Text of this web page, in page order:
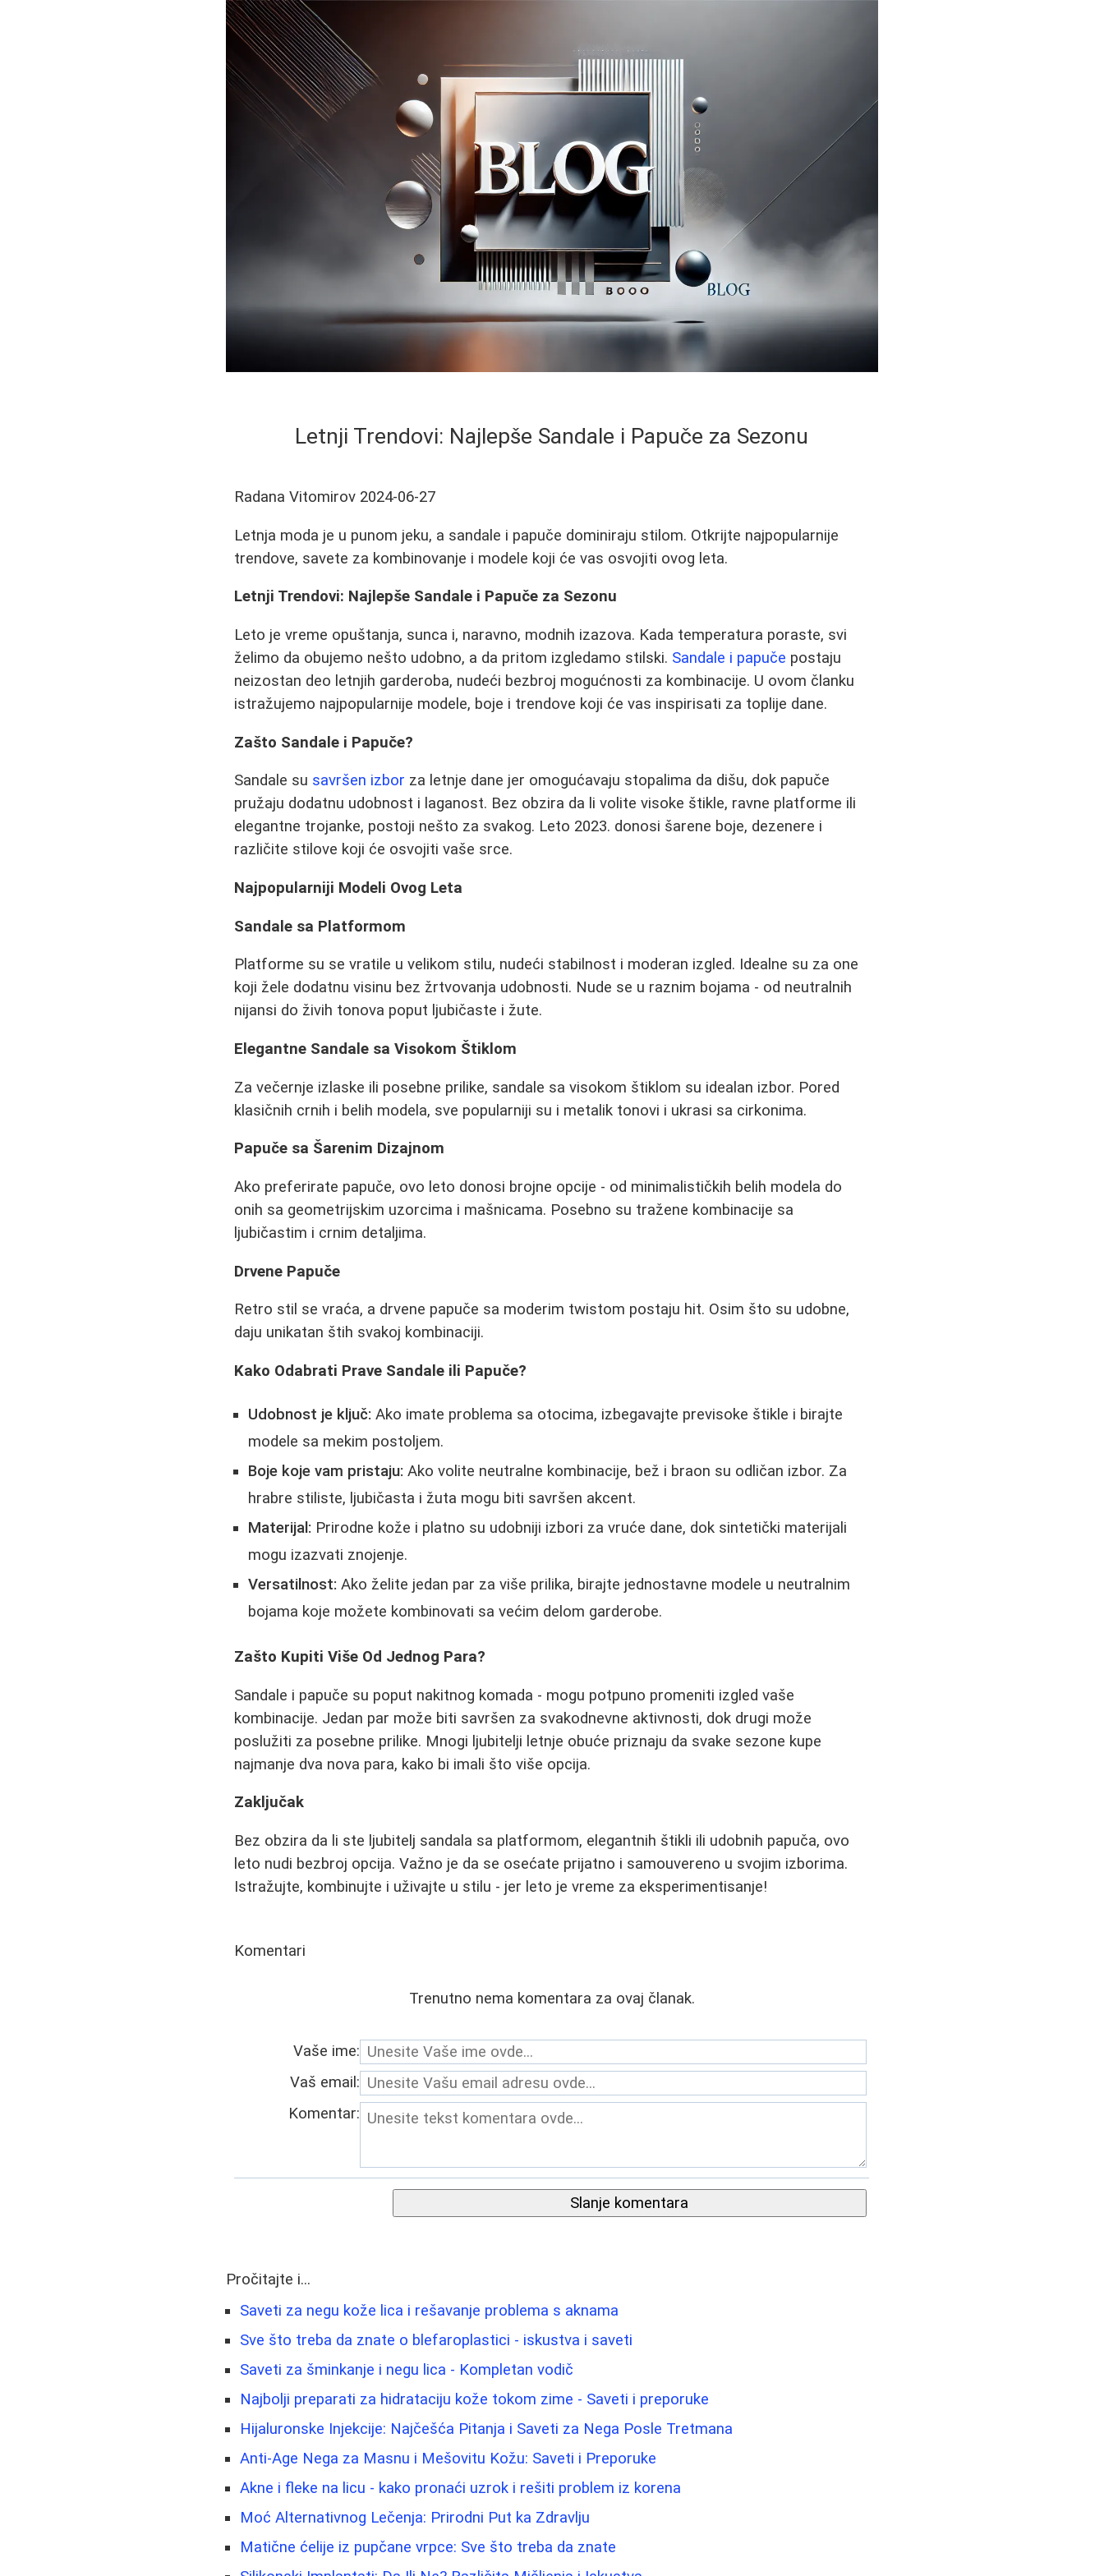
Letnji Trendovi: Najlepše Sandale i Papuče za Sezonu
Radana Vitomirov 2024-06-27
Letnja moda je u punom jeku, a sandale i papuče dominiraju stilom. Otkrijte najpopularnije
trendove, savete za kombinovanje i modele koji će vas osvojiti ovog leta.
Letnji Trendovi: Najlepše Sandale i Papuče za Sezonu
Leto je vreme opuštanja, sunca i, naravno, modnih izazova. Kada temperatura poraste, svi
želimo da obujemo nešto udobno, a da pritom izgledamo stilski. Sandale i papuče postaju
neizostan deo letnjih garderoba, nudeći bezbroj mogućnosti za kombinacije. U ovom članku
istražujemo najpopularnije modele, boje i trendove koji će vas inspirisati za toplije dane.
Zašto Sandale i Papuče?
Sandale su savršen izbor za letnje dane jer omogućavaju stopalima da dišu, dok papuče
pružaju dodatnu udobnost i laganost. Bez obzira da li volite visoke štikle, ravne platforme ili
elegantne trojanke, postoji nešto za svakog. Leto 2023. donosi šarene boje, dezenere i
različite stilove koji će osvojiti vaše srce.
Najpopularniji Modeli Ovog Leta
Sandale sa Platformom
Platforme su se vratile u velikom stilu, nudeći stabilnost i moderan izgled. Idealne su za one
koji žele dodatnu visinu bez žrtvovanja udobnosti. Nude se u raznim bojama - od neutralnih
nijansi do živih tonova poput ljubičaste i žute.
Elegantne Sandale sa Visokom Štiklom
Za večernje izlaske ili posebne prilike, sandale sa visokom štiklom su idealan izbor. Pored
klasičnih crnih i belih modela, sve popularniji su i metalik tonovi i ukrasi sa cirkonima.
Papuče sa Šarenim Dizajnom
Ako preferirate papuče, ovo leto donosi brojne opcije - od minimalističkih belih modela do
onih sa geometrijskim uzorcima i mašnicama. Posebno su tražene kombinacije sa
ljubičastim i crnim detaljima.
Drvene Papuče
Retro stil se vraća, a drvene papuče sa moderim twistom postaju hit. Osim što su udobne,
daju unikatan štih svakoj kombinaciji.
Kako Odabrati Prave Sandale ili Papuče?
Udobnost je ključ: Ako imate problema sa otocima, izbegavajte previsoke štikle i birajte
modele sa mekim postoljem.
Boje koje vam pristaju: Ako volite neutralne kombinacije, bež i braon su odličan izbor. Za
hrabre stiliste, ljubičasta i žuta mogu biti savršen akcent.
Materijal: Prirodne kože i platno su udobniji izbori za vruće dane, dok sintetički materijali
mogu izazvati znojenje.
Versatilnost: Ako želite jedan par za više prilika, birajte jednostavne modele u neutralnim
bojama koje možete kombinovati sa većim delom garderobe.
Zašto Kupiti Više Od Jednog Para?
Sandale i papuče su poput nakitnog komada - mogu potpuno promeniti izgled vaše
kombinacije. Jedan par može biti savršen za svakodnevne aktivnosti, dok drugi može
poslužiti za posebne prilike. Mnogi ljubitelji letnje obuće priznaju da svake sezone kupe
najmanje dva nova para, kako bi imali što više opcija.
Zaključak
Bez obzira da li ste ljubitelj sandala sa platformom, elegantnih štikli ili udobnih papuča, ovo
leto nudi bezbroj opcija. Važno je da se osećate prijatno i samouvereno u svojim izborima.
Istražujte, kombinujte i uživajte u stilu - jer leto je vreme za eksperimentisanje!
Komentari
Trenutno nema komentara za ovaj članak.
Vaše ime:
Vaš email:
Komentar:
Slanje komentara
Pročitajte i...
Saveti za negu kože lica i rešavanje problema s aknama
Sve što treba da znate o blefaroplastici - iskustva i saveti
Saveti za šminkanje i negu lica - Kompletan vodič
Najbolji preparati za hidrataciju kože tokom zime - Saveti i preporuke
Hijaluronske Injekcije: Najčešća Pitanja i Saveti za Nega Posle Tretmana
Anti-Age Nega za Masnu i Mešovitu Kožu: Saveti i Preporuke
Akne i fleke na licu - kako pronaći uzrok i rešiti problem iz korena
Moć Alternativnog Lečenja: Prirodni Put ka Zdravlju
Matične ćelije iz pupčane vrpce: Sve što treba da znate